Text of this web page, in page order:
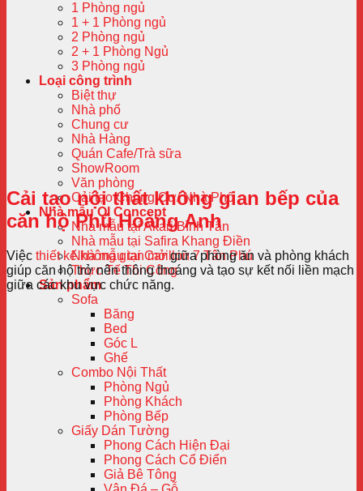
1 Phòng ngủ
1 + 1 Phòng ngủ
2 Phòng ngủ
2 + 1 Phòng Ngủ
3 Phòng ngủ
Loại công trình
Biệt thự
Nhà phố
Chung cư
Nhà Hàng
Quán Cafe/Trà sữa
ShowRoom
Văn phòng
Cải tạo Chung Cư/ Nhà Phố
Nhà mẫu QI Concept
Nhà mẫu tại Akari Bình Tân
Nhà mẫu tại Safira Khang Điền
Nhà mẫu tại Carillon 7 Tân Phú
Thực Tế Thi Công
Sản phẩm
Sofa
Băng
Bed
Góc L
Ghế
Combo Nội Thất
Phòng Ngủ
Phòng Khách
Phòng Bếp
Giấy Dán Tường
Phong Cách Hiện Đại
Phong Cách Cổ Điển
Giả Bê Tông
Cải tạo nội thất không gian bếp của
căn hộ Phú Hoàng Anh
Việc thiết kế không gian mởgiữa phòng ăn và phòng khách
giúp căn hộ trở nên thông thoáng và tạo sự kết nối liền mạch
giữa các khu vực chức năng.